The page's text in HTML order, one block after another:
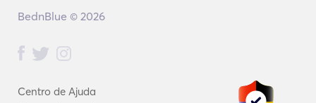
Centro de Ajuda
BednBlue © 2026